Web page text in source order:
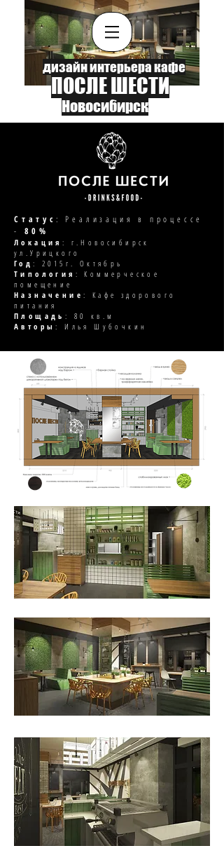
Статус : Реализация в процессе
- 80%
Локация : г.Новосибирск
ул.Урицкого
Год: 2015г. Октябрь
Типология : Коммерческое
помещение
Назначение : Кафе здорового
питания
Площадь : 80 кв.м
Авторы: Илья Шубочкин
ПОСЛЕ ШЕСТИ
Новосибирск
дизайн интерьера кафе